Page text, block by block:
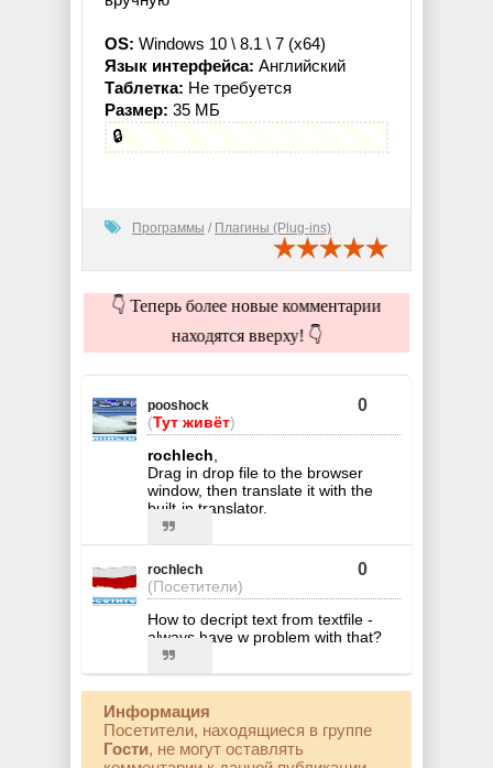
OS: Windows 10 \ 8.1 \ 7 (x64)
Язык интерфейса: Английский
Таблетка: Не требуется
Размер: 35 МБ
🔒
Программы / Плагины (Plug-ins)
👇 Теперь более новые комментарии
находятся вверху! 👇
pooshock
(Тут живёт)
0
rochlech
Drag in drop file to the browser
window, then translate it with the
built-in translator.
rochlech
(Посетители)
0
How to decript text from textfile -
always have w problem with that?
Информация
Посетители, находящиеся в группе
Гости, не могут оставлять